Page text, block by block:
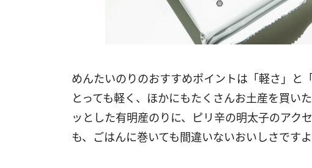
めんたいのりのおすすめポイントは「軽さ」と
とっても軽く、ほかにもたくさんお土産を買い
ッとした有明産のりに、ピリ辛の明太子のアク
も、ごはんに巻いても間違いないおいしさですよ